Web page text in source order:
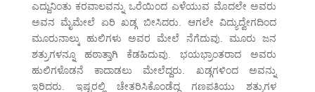
ಎದ್ದುನಿಂತು ಕರವಾಲವನ್ನು ಒರೆಯಿಂದ ಎಳೆಯುವ ಮೊದಲೇ ಅವರು
ಅವನ ಮೈಮೇಲೆ ಏರಿ ಖಡ್ಗ ಬೀಸಿದರು. ಆಗಲೇ ವಿದ್ಯುದ್ವೇಗದಿಂದ
ಮೂರುನಾಲ್ಕು ಹುಲಿಗಳು ಅವರ ಮೇಲೆ ನೆಗೆದುವು. ಮೂರು ಜನ
ಶತ್ರುಗಳನ್ನೂ ಹಠಾತ್ತಾಗಿ ಕೆಡಹಿದುವು. ಭಯಭ್ರಾಂತರಾದ ಅವರು
ಹುಲಿಗಳೊಡನೆ ಕಾದಾಡಲು ಮೇಲೆದ್ದರು. ಖಡ್ಗಗಳಿಂದ ಅವನ್ನು
ಇರಿದರು. ಇಷ್ಟರಲ್ಲಿ ಚೇತರಿಸಿಕೊಂಡೆದ್ದ ಗಣಪತಿಯು ಶತ್ರುಗಳ